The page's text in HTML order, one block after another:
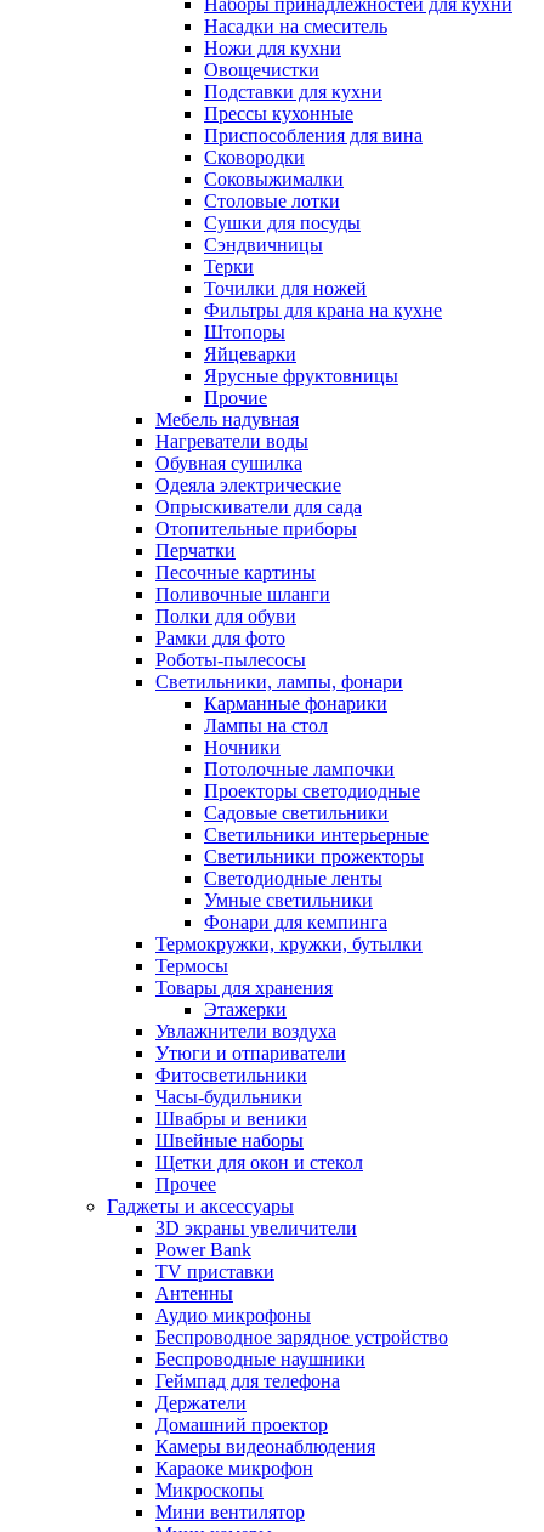
Наборы принадлежностей для кухни
Насадки на смеситель
Ножи для кухни
Овощечистки
Подставки для кухни
Прессы кухонные
Приспособления для вина
Сковородки
Соковыжималки
Столовые лотки
Сушки для посуды
Сэндвичницы
Терки
Точилки для ножей
Фильтры для крана на кухне
Штопоры
Яйцеварки
Ярусные фруктовницы
Прочие
Мебель надувная
Нагреватели воды
Обувная сушилка
Одеяла электрические
Опрыскиватели для сада
Отопительные приборы
Перчатки
Песочные картины
Поливочные шланги
Полки для обуви
Рамки для фото
Роботы-пылесосы
Светильники, лампы, фонари
Карманные фонарики
Лампы на стол
Ночники
Потолочные лампочки
Проекторы светодиодные
Садовые светильники
Светильники интерьерные
Светильники прожекторы
Светодиодные ленты
Умные светильники
Фонари для кемпинга
Термокружки, кружки, бутылки
Термосы
Товары для хранения
Этажерки
Увлажнители воздуха
Утюги и отпариватели
Фитосветильники
Часы-будильники
Швабры и веники
Швейные наборы
Щетки для окон и стекол
Прочее
Гаджеты и аксессуары
3D экраны увеличители
Power Bank
TV приставки
Антенны
Аудио микрофоны
Беспроводное зарядное устройство
Беспроводные наушники
Геймпад для телефона
Держатели
Домашний проектор
Камеры видеонаблюдения
Караоке микрофон
Микроскопы
Мини вентилятор